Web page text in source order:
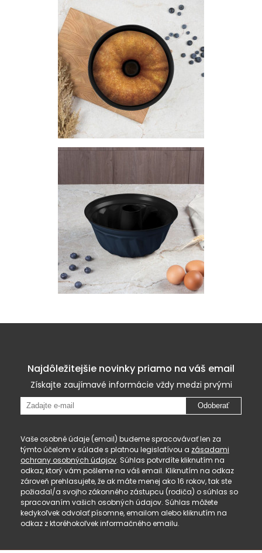
Najdôležitejšie novinky priamo na váš email
Získajte zaujímavé informácie vždy medzi prvými
Odoberať
Vaše osobné údaje (email) budeme spracovávať len za
týmto účelom v súlade s platnou legislatívou a zásadami
ochrany osobných údajov. Súhlas potvrdíte kliknutím na
odkaz, ktorý vám pošleme na váš email. Kliknutím na odkaz
zároveň prehlasujete, že ak máte menej ako 16 rokov, tak ste
požiadal/a svojho zákonného zástupcu (rodiča) o súhlas so
spracovaním vašich osobných údajov. Súhlas môžete
kedykoľvek odvolať písomne, emailom alebo kliknutím na
odkaz z ktoréhokoľvek informačného emailu.